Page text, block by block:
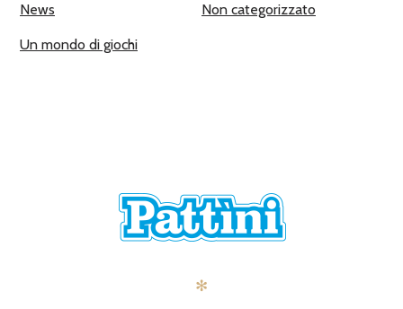
News Non categorizzato
Un mondo di giochi
✻